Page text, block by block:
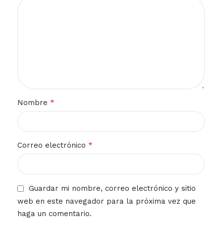
Nombre *
Correo electrónico *
Guardar mi nombre, correo electrónico y sitio
web en este navegador para la próxima vez que
haga un comentario.